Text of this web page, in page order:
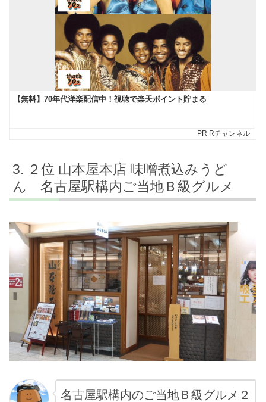
２位 山本屋本店 味噌煮込みうど
ん 名古屋駅構内ご当地Ｂ級グルメ
名古屋駅構内のご当地Ｂ級グルメ２